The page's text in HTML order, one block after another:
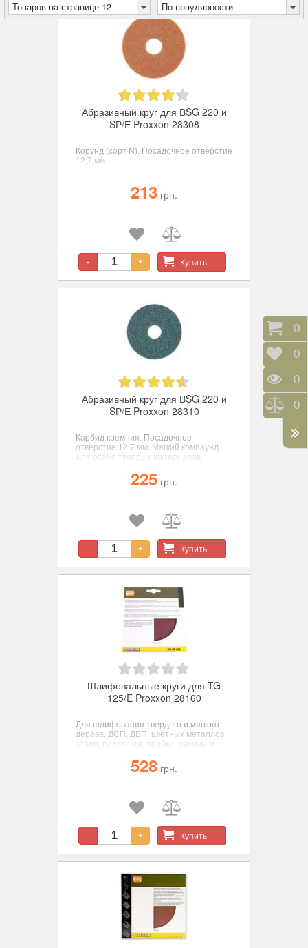
Товаров на странице 12 По популярности
Абразивный круг для ВSG 220 и
SР/Е Proxxon 28308
Корунд (сорт N). Посадочное отверстие
12,7 мм
213 грн.
- + Купить
Абразивный круг для ВSG 220 и
SР/Е Proxxon 28310
Карбид кремния. Посадочное
отверстие 12,7 мм. Мягкий компаунд.
Для особо твердых материалов.
225 грн.
- + Купить
Шлифовальные круги для TG
125/E Proxxon 28160
Для шлифования твердого и мягкого
дерева, ДСП, ДВП, цветных металлов,
стали, пластиков, пробки, резины и
528 грн.
- + Купить
0
0
0
0